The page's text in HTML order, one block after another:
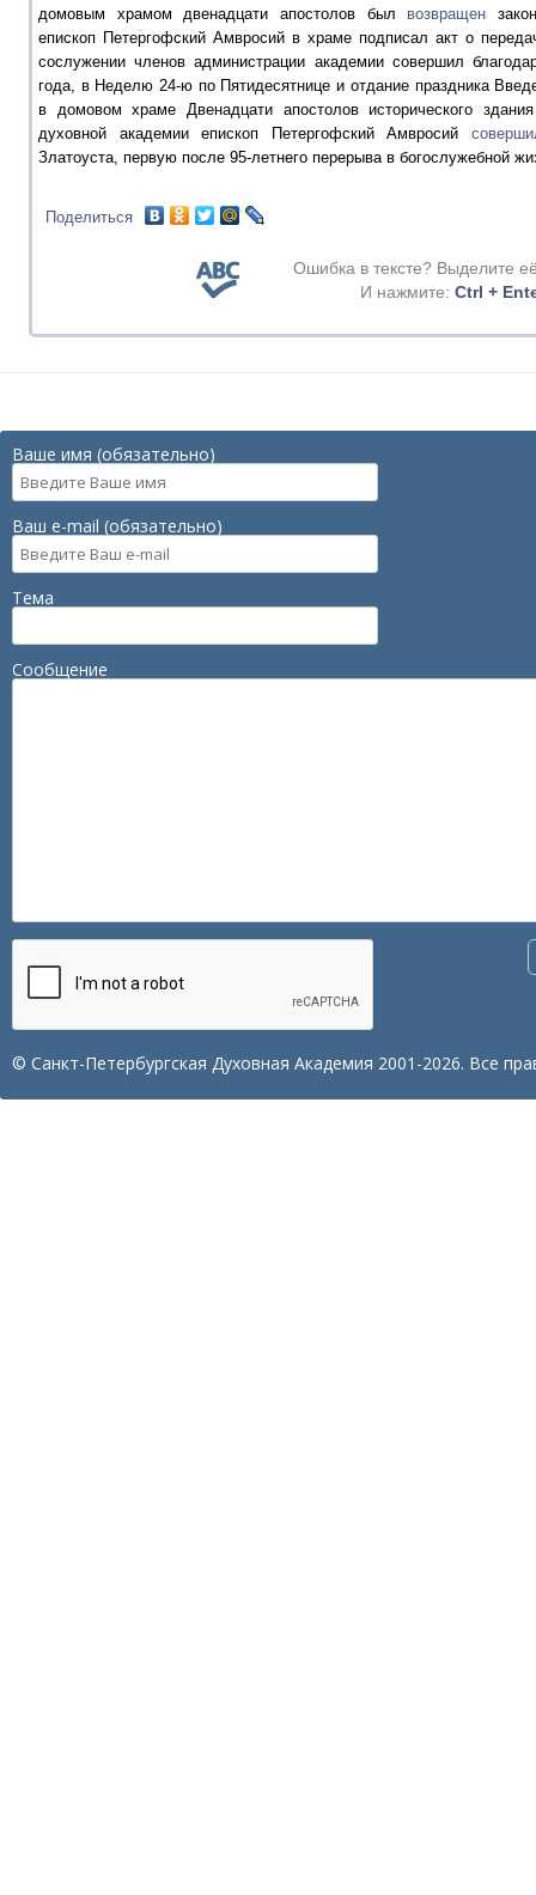
домовым храмом двенадцати апостолов был возвращен
епископ Петергофский Амвросий в храме подписал акт о
сослужении членов администрации академии совершил
года, в Неделю 24-ю по Пятидесятнице и отдание праздника
в домовом храме Двенадцати апостолов исторического здания
духовной академии епископ Петергофский Амвросий
Златоуста, первую после 95-летнего перерыва в богослужебной
Поделиться
Ошибка в тексте? Выделите
И нажмите: Ctrl +
Ваше имя (обязательно)
Ваш e-mail (обязательно)
Тема
Сообщение
© Санкт-Петербургская Духовная Академия 2001-2026. Все